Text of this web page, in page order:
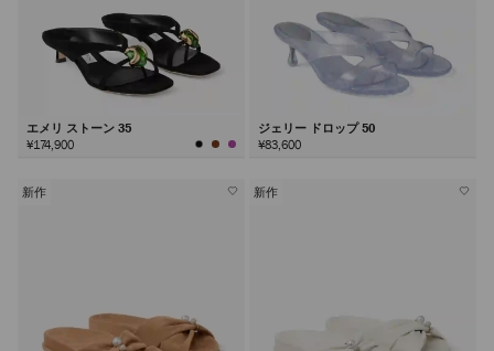
エメリ ストーン 35
¥174,900
ジェリー ドロップ 50
¥83,600
新作 新作